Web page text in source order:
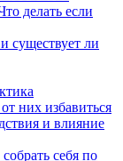
делать если
существует ли
них избавиться
и влияние
себя по